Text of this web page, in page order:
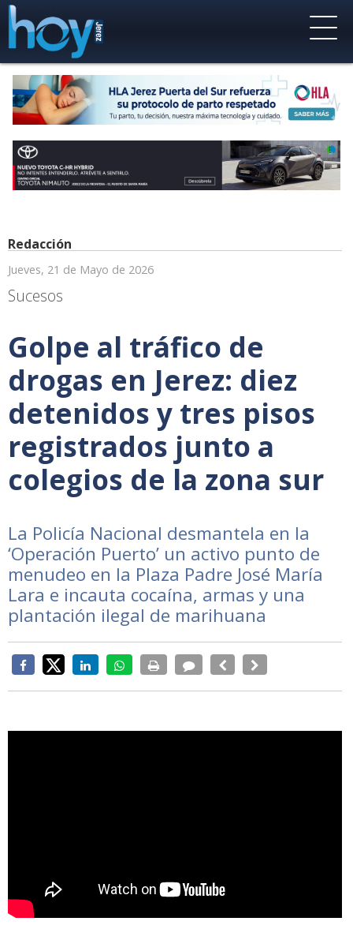
Redacción
Jueves, 21 de Mayo de 2026
Sucesos
Golpe al tráfico de
drogas en Jerez: diez
detenidos y tres pisos
registrados junto a
colegios de la zona sur
La Policía Nacional desmantela en la
‘Operación Puerto’ un activo punto de
menudeo en la Plaza Padre José María
Lara e incauta cocaína, armas y una
plantación ilegal de marihuana